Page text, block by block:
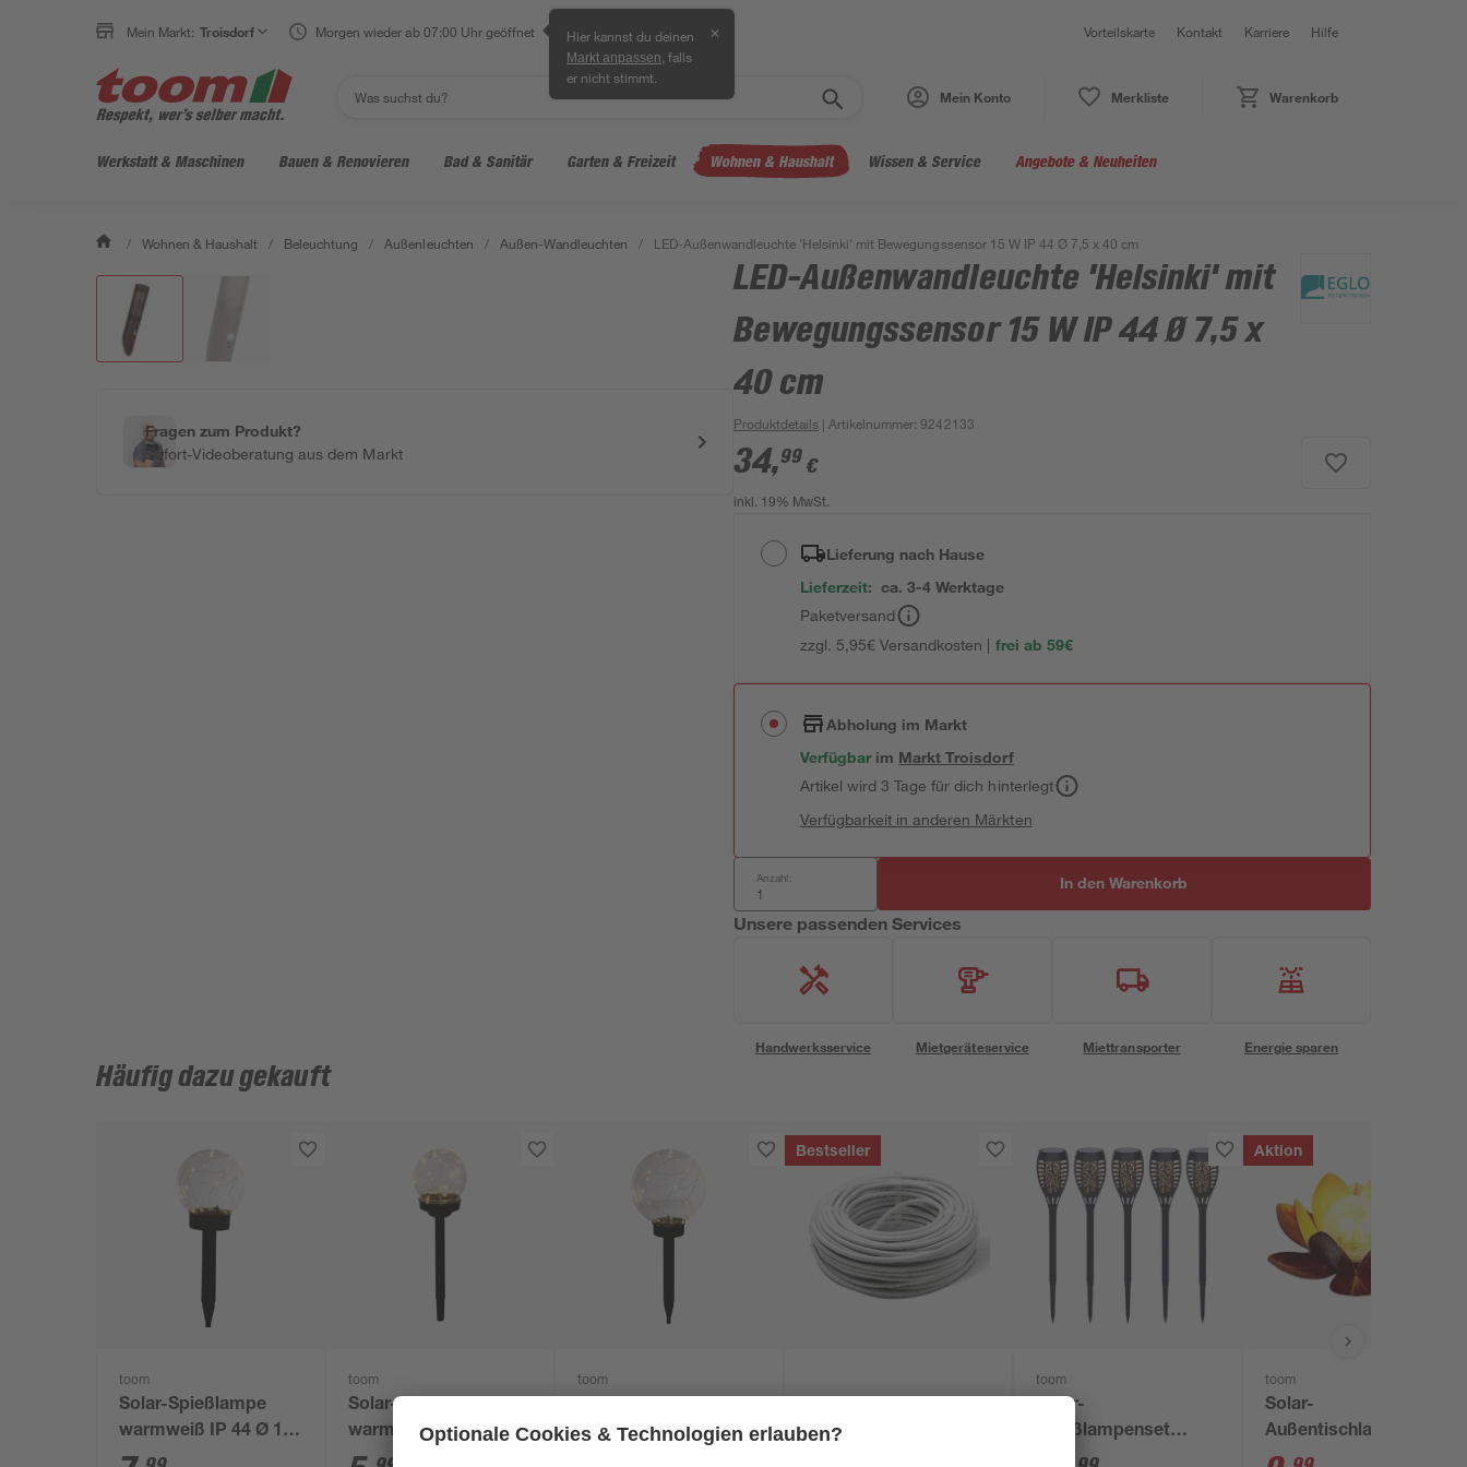
Mein Markt: Troisdorf Morgen wieder ab 07:00 Uhr geöffnet Hier kannst du deinen
Markt anpassen , falls
er nicht stimmt.
✕ Vorteilskarte Kontakt Karriere Hilfe
Mein Konto Merkliste Warenkorb
Werkstatt & Maschinen Bauen & Renovieren Bad & Sanitär Garten & Freizeit Wohnen & Haushalt Wissen & Service Angebote & Neuheiten
/ Wohnen & Haushalt / Beleuchtung / Außenleuchten / Außen-Wandleuchten / LED-Außenwandleuchte 'Helsinki' mit Bewegungssensor 15 W IP 44 Ø 7,5 x 40 cm
Fragen zum Produkt?
Sofort-Videoberatung aus dem Markt
LED-Außenwandleuchte 'Helsinki' mit
Bewegungssensor 15 W IP 44 Ø 7,5 x
40 cm
Produktdetails | Artikelnummer:9242133
34,99 €
inkl. 19% MwSt.
Lieferung nach Hause
Lieferzeit: ca. 3-4 Werktage
Paketversand
zzgl. 5,95€ Versandkosten | frei ab 59€
Abholung im Markt
Verfügbar im MarktTroisdorf
Artikel wird 3 Tage für dich hinterlegt
Verfügbarkeit in anderen Märkten
Anzahl: In den Warenkorb
Unsere passenden Services
Handwerksservice Mietgeräteservice Miettransporter Energie sparen
Häufig dazu gekauft
toom
Solar-Spießlampe
warmweiß IP 44 Ø 15
x 44 cm
toom
Solar-Spießlampe
warmweiß IP 44 Ø 10
x 39 cm
toom
warmweiß IP 44 Ø 20
Bestseller
und Stromkabel
toom
Solar-
Spießlampenset
warmweiß IP 44 7,5 x
Aktion
toom
Solar-
Außentischlampe
warmweiß IP 44 Ø 27